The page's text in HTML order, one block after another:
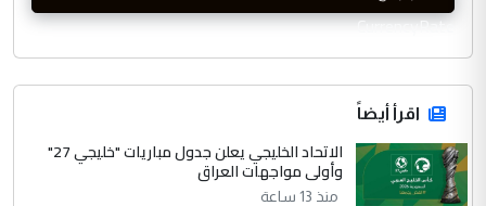
CurrencyRate
اقرأ أيضاً
الاتحاد الخليجي يعلن جدول مباريات "خليجي 27"
وأولى مواجهات العراق
منذ 13 ساعة